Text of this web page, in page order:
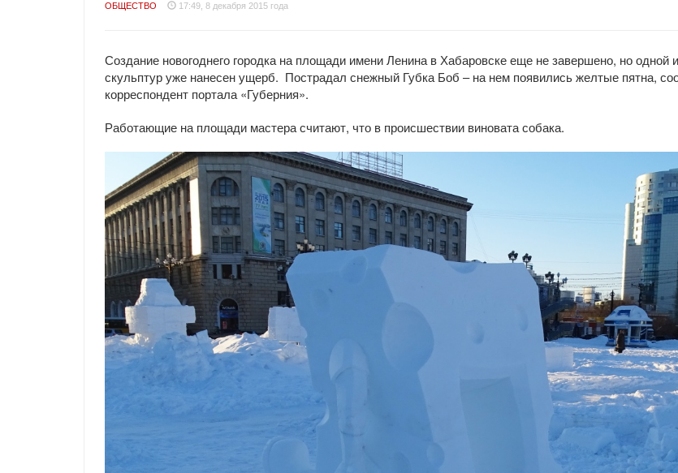
ОБЩЕСТВО 17:49, 8 декабря 2015 года
Создание новогоднего городка на площади имени Ленина в Хабаровске еще не завершено, но одной
скульптур уже нанесен ущерб. Пострадал снежный Губка Боб – на нем появились желтые пятна,
корреспондент портала «Губерния».
Работающие на площади мастера считают, что в происшествии виновата собака.